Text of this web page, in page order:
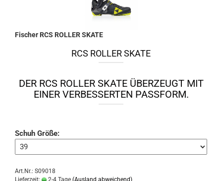
Fischer RCS ROLLER SKATE
RCS ROLLER SKATE
DER RCS ROLLER SKATE ÜBERZEUGT MIT
EINER VERBESSERTEN PASSFORM.
Schuh Größe:
Art.Nr.: S09018
Lieferzeit:
2-4 Tage (Ausland abweichend)